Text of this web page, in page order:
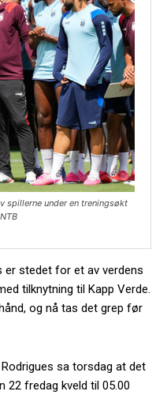
spillerne under en treningsøkt
stedet for et av verdens
tilknytning til Kapp Verde.
og nå tas det grep før
sa torsdag at det
22 fredag kveld til 05.00